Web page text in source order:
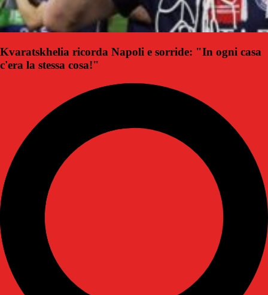
Kvaratskhelia ricorda Napoli e sorride: "In ogni casa
c'era la stessa cosa!"